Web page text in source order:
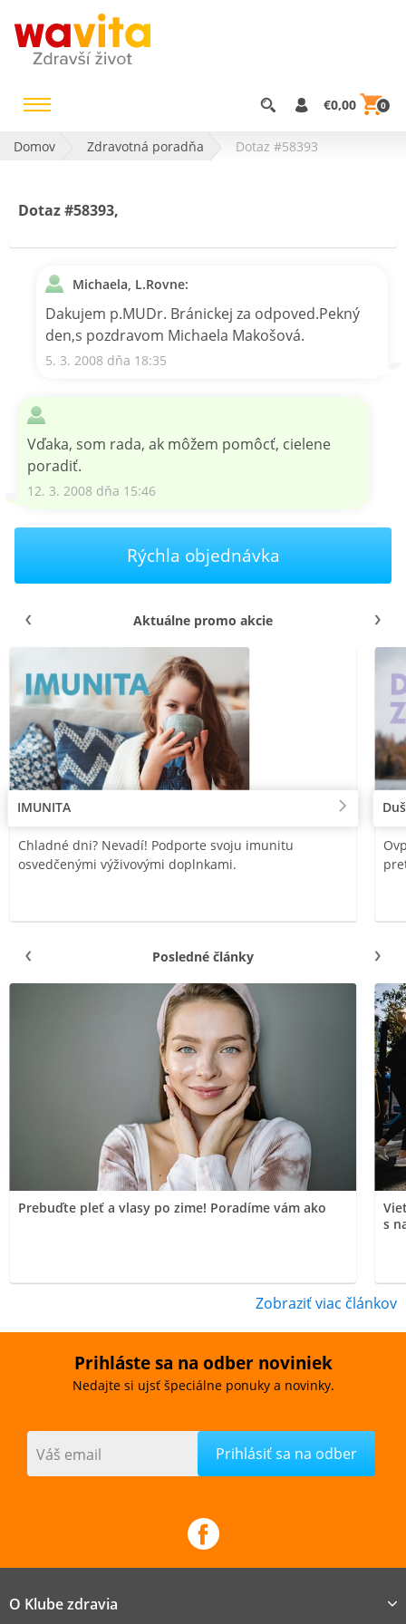
€0,00 0
Domov Zdravotná poradňa Dotaz #58393
Dotaz #58393,
Michaela, L.Rovne:
Dakujem p.MUDr. Bránickej za odpoved.Pekný
den,s pozdravom Michaela Makošová.
5. 3. 2008 dňa 18:35
Vďaka, som rada, ak môžem pomôcť, cielene
poradiť.
12. 3. 2008 dňa 15:46
Rýchla objednávka
Aktuálne promo akcie
IMUNITA
Chladné dni? Nevadí! Podporte svoju imunitu
osvedčenými výživovými doplnkami.
Posledné články
Prebuďte pleť a vlasy po zime! Poradíme vám ako
s
Zobraziť viac článkov
Prihláste sa na odber noviniek
Nedajte si ujsť špeciálne ponuky a novinky.
Váš email
O Klube zdravia